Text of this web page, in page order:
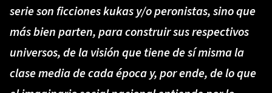
serie son ficciones kukas y/o peronistas, sino que
más bien parten, para construir sus respectivos
universos, de la visión que tiene de sí misma la
clase media de cada época y, por ende, de lo que